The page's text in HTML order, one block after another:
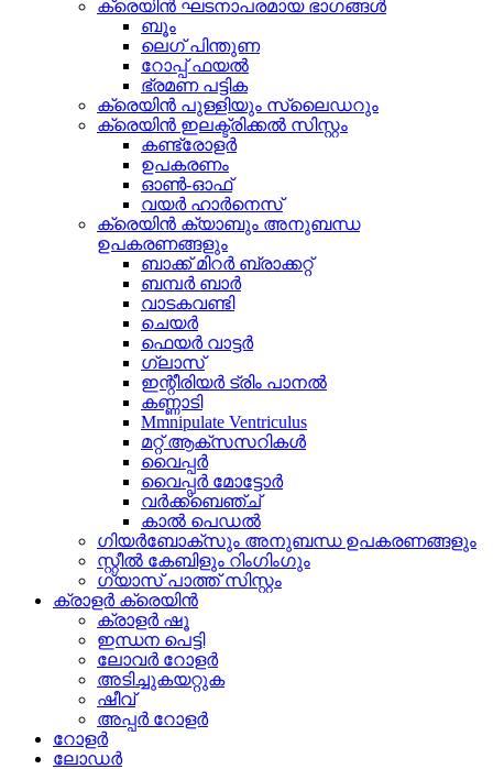
ക്രെയിൻ ഘടനാപരമായ ഭാഗങ്ങൾ
ബൂം
ലെഗ് പിന്തുണ
റോപ്പ് ഫയൽ
ഭ്രമണ പട്ടിക
ക്രെയിൻ പുള്ളിയും സ്ലൈഡറും
ക്രെയിൻ ഇലക്ട്രിക്കൽ സിസ്റ്റം
കണ്ട്രോളർ
ഉപകരണം
ഓൺ-ഓഫ്
വയർ ഹാർനെസ്
ക്രെയിൻ ക്യാബും അനുബന്ധ
ഉപകരണങ്ങളും
ബാക്ക് മിറർ ബ്രാക്കറ്റ്
ബമ്പർ ബാർ
വാടകവണ്ടി
ചെയർ
ഫെയർ വാട്ടർ
ഗ്ലാസ്
ഇന്റീരിയർ ട്രിം പാനൽ
കണ്ണാടി
Mmnipulate Ventriculus
മറ്റ് ആക്സസറികൾ
വൈപ്പർ
വൈപ്പർ മോട്ടോർ
വർക്ക്ബെഞ്ച്
കാൽ പെഡൽ
ഗിയർബോക്സും അനുബന്ധ ഉപകരണങ്ങളും
സ്റ്റീൽ കേബിളും റിംഗിംഗും
ഗ്യാസ് പാത്ത് സിസ്റ്റം
ക്രാളർ ക്രെയിൻ
ക്രാളർ ഷൂ
ഇന്ധന പെട്ടി
ലോവർ റോളർ
അടിച്ചുകയറ്റുക
ഷീവ്
അപ്പർ റോളർ
റോളർ
ലോഡർ